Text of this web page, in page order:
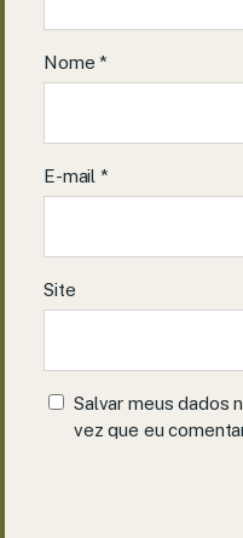
Nome*
E-mail *
Site
Salvar meus dados
vez que eu